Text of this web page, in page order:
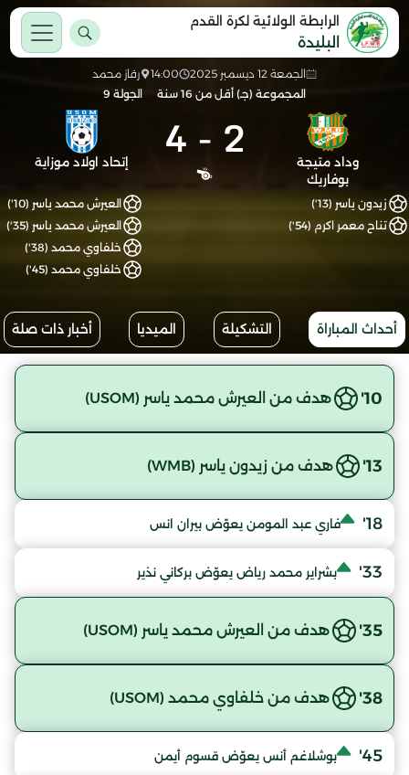
الرابطة الولائية لكرة القدم
البليدة
الجمعة 12 ديسمبر 2025 14:00
رقاز محمد
المجموعة (جـ) أقل من 16 سنة
الجولة 9
وداد متيجة
بوفاريك
2
-
4 إتحاد اولاد موزاية
زيدون ياسر (13')
تناح معمر اكرم (54')
العيرش محمد ياسر (10')
العيرش محمد ياسر (35')
خلفاوي محمد (38')
خلفاوي محمد (45')
أحداث المباراة التشكيلة الميديا أخبار ذات صلة
10' هدف من العيرش محمد ياسر (USOM)
13' هدف من زيدون ياسر (WMB)
18' فاري عبد المومن يعوّض بيران انس
33' بشراير محمد رياض يعوّض بركاني نذير
35' هدف من العيرش محمد ياسر (USOM)
38' هدف من خلفاوي محمد (USOM)
45' بوشلاغم أنس يعوّض قسوم أيمن